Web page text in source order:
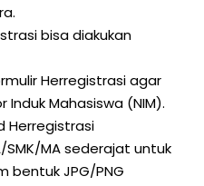
bisa diakukan
Herregistrasi agar
Mahasiswa (NIM).
Herregistrasi
SMK/MA sederajat untuk
bentuk JPG/PNG